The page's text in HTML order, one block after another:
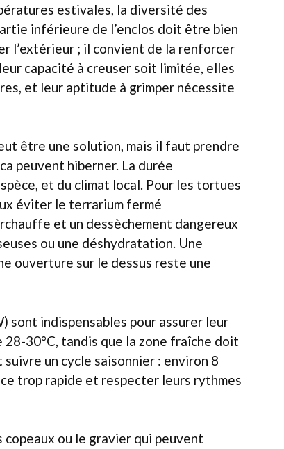
estivales, la diversité des
inférieure de l’enclos doit être bien
l’extérieur ; il convient de la renforcer
capacité à creuser soit limitée, elles
et leur aptitude à grimper nécessite
être une solution, mais il faut prendre
peuvent hiberner. La durée
et du climat local. Pour les tortues
éviter le terrarium fermé
et un dessèchement dangereux
ou une déshydratation. Une
ouverture sur le dessus reste une
sont indispensables pour assurer leur
30°C, tandis que la zone fraîche doit
un cycle saisonnier : environ 8
trop rapide et respecter leurs rythmes
ou le gravier qui peuvent